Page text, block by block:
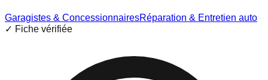
Garagistes & ConcessionnairesRéparation & Entretien auto
✓ Fiche vérifiée